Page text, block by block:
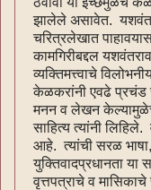
झालेले असावेत.
चरित्रलेखात
कामगिरीबद्दल
व्यक्तिमत्त्वाचे
केळकरांनी एवढे प्रचंड
मनन व लेखन
साहित्य त्यांनी
आहे. त्यांची सरळ
युक्तिवादप्रधानता
वृत्तपत्राचे व